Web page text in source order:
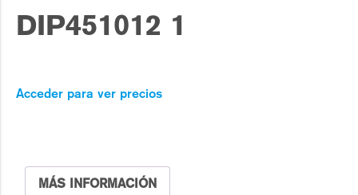
DIP451012 1
Acceder para ver precios
MÁS INFORMACIÓN